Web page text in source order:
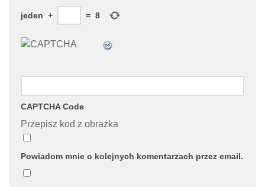
jeden + = 8
CAPTCHA Code
Przepisz kod z obrazka
Powiadom mnie o kolejnych komentarzach przez email.